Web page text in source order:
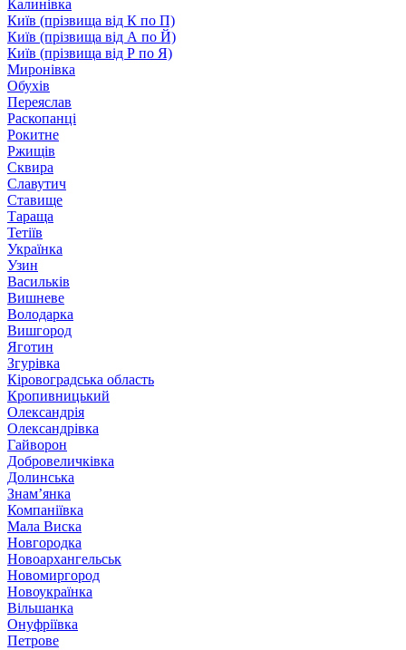
Калинівка
Київ (прізвища від К по П)
Київ (прізвища від А по Й)
Київ (прізвища від Р по Я)
Миронівка
Обухів
Переяслав
Раскопанці
Рокитне
Ржищів
Сквира
Славутич
Ставище
Тараща
Тетіїв
Українка
Узин
Васильків
Вишневе
Володарка
Вишгород
Яготин
Згурівка
Кіровоградська область
Кропивницький
Олександрія
Олександрівка
Гайворон
Добровеличківка
Долинська
Знам’янка
Компаніївка
Мала Виска
Новгородка
Новоархангельськ
Новомиргород
Новоукраїнка
Вільшанка
Онуфріївка
Петрове